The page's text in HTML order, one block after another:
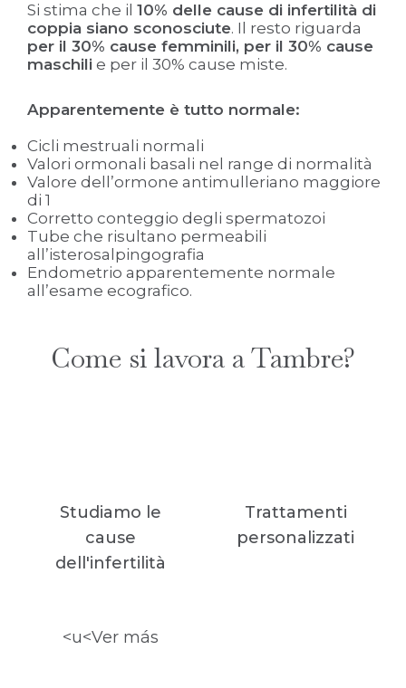
Si stima che il 10% delle cause di infertilità di
coppia siano sconosciute. Il resto riguarda
per il 30% cause femminili, per il 30% cause
maschili e per il 30% cause miste.
Apparentemente è tutto normale:
Cicli mestruali normali
Valori ormonali basali nel range di normalità
Valore dell’ormone antimulleriano maggiore
di 1
Corretto conteggio degli spermatozoi
Tube che risultano permeabili
all’isterosalpingografia
Endometrio apparentemente normale
all’esame ecografico.
Come si lavora a Tambre?
Studiamo le
cause
dell'infertilità
<u<Ver más
Trattamenti
personalizzati